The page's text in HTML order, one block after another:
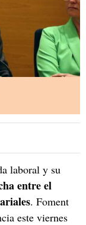
laboral y su
entre el
. Foment
este viernes